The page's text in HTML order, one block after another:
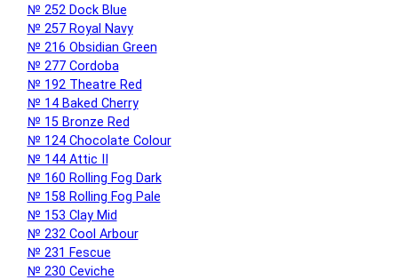
№ 252 Dock Blue
№ 257 Royal Navy
№ 216 Obsidian Green
№ 277 Cordoba
№ 192 Theatre Red
№ 14 Baked Cherry
№ 15 Bronze Red
№ 124 Chocolate Colour
№ 144 Attic II
№ 160 Rolling Fog Dark
№ 158 Rolling Fog Pale
№ 153 Clay Mid
№ 232 Cool Arbour
№ 231 Fescue
№ 230 Ceviche